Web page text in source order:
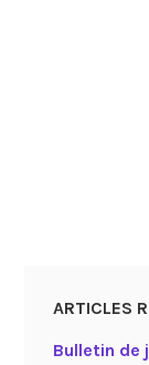
ARTICLES
Bulletin